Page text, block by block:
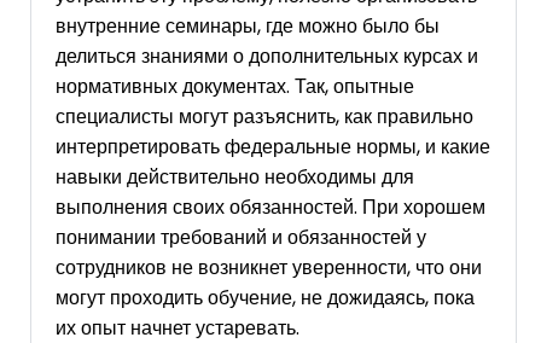
внутренние семинары, где можно было бы
делиться знаниями о дополнительных курсах и
нормативных документах. Так, опытные
специалисты могут разъяснить, как правильно
интерпретировать федеральные нормы, и какие
навыки действительно необходимы для
выполнения своих обязанностей. При хорошем
понимании требований и обязанностей у
сотрудников не возникнет уверенности, что они
могут проходить обучение, не дожидаясь, пока
их опыт начнет устаревать.